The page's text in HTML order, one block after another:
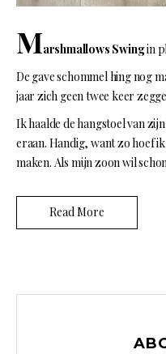
Marshmallows Swingin
De gave schommel hing nog
jaar zich geen twee keer
Ik haalde de hangstoel van
eraan. Handig, want zo hoef
maken. Als mijn zoon wil
Read More